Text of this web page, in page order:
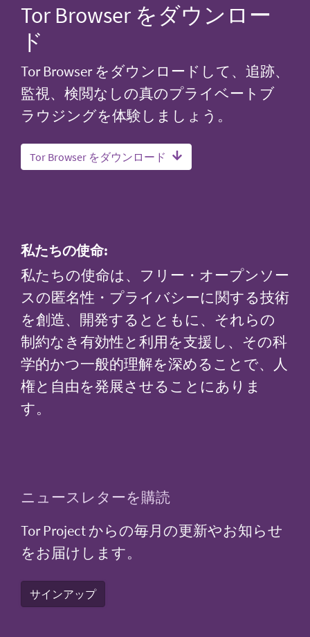
Tor Browser をダウンロー
ド
Tor Browser をダウンロードして、追跡、
監視、検閲なしの真のプライベートブ
ラウジングを体験しましょう。
Tor Browser をダウンロード
私たちの使命:
私たちの使命は、フリー・オープンソー
スの匿名性・プライバシーに関する技術
を創造、開発するとともに、それらの
制約なき有効性と利用を支援し、その科
学的かつ一般的理解を深めることで、人
権と自由を発展させることにありま
す。
ニュースレターを購読
Tor Project からの毎月の更新やお知らせ
をお届けします。
サインアップ